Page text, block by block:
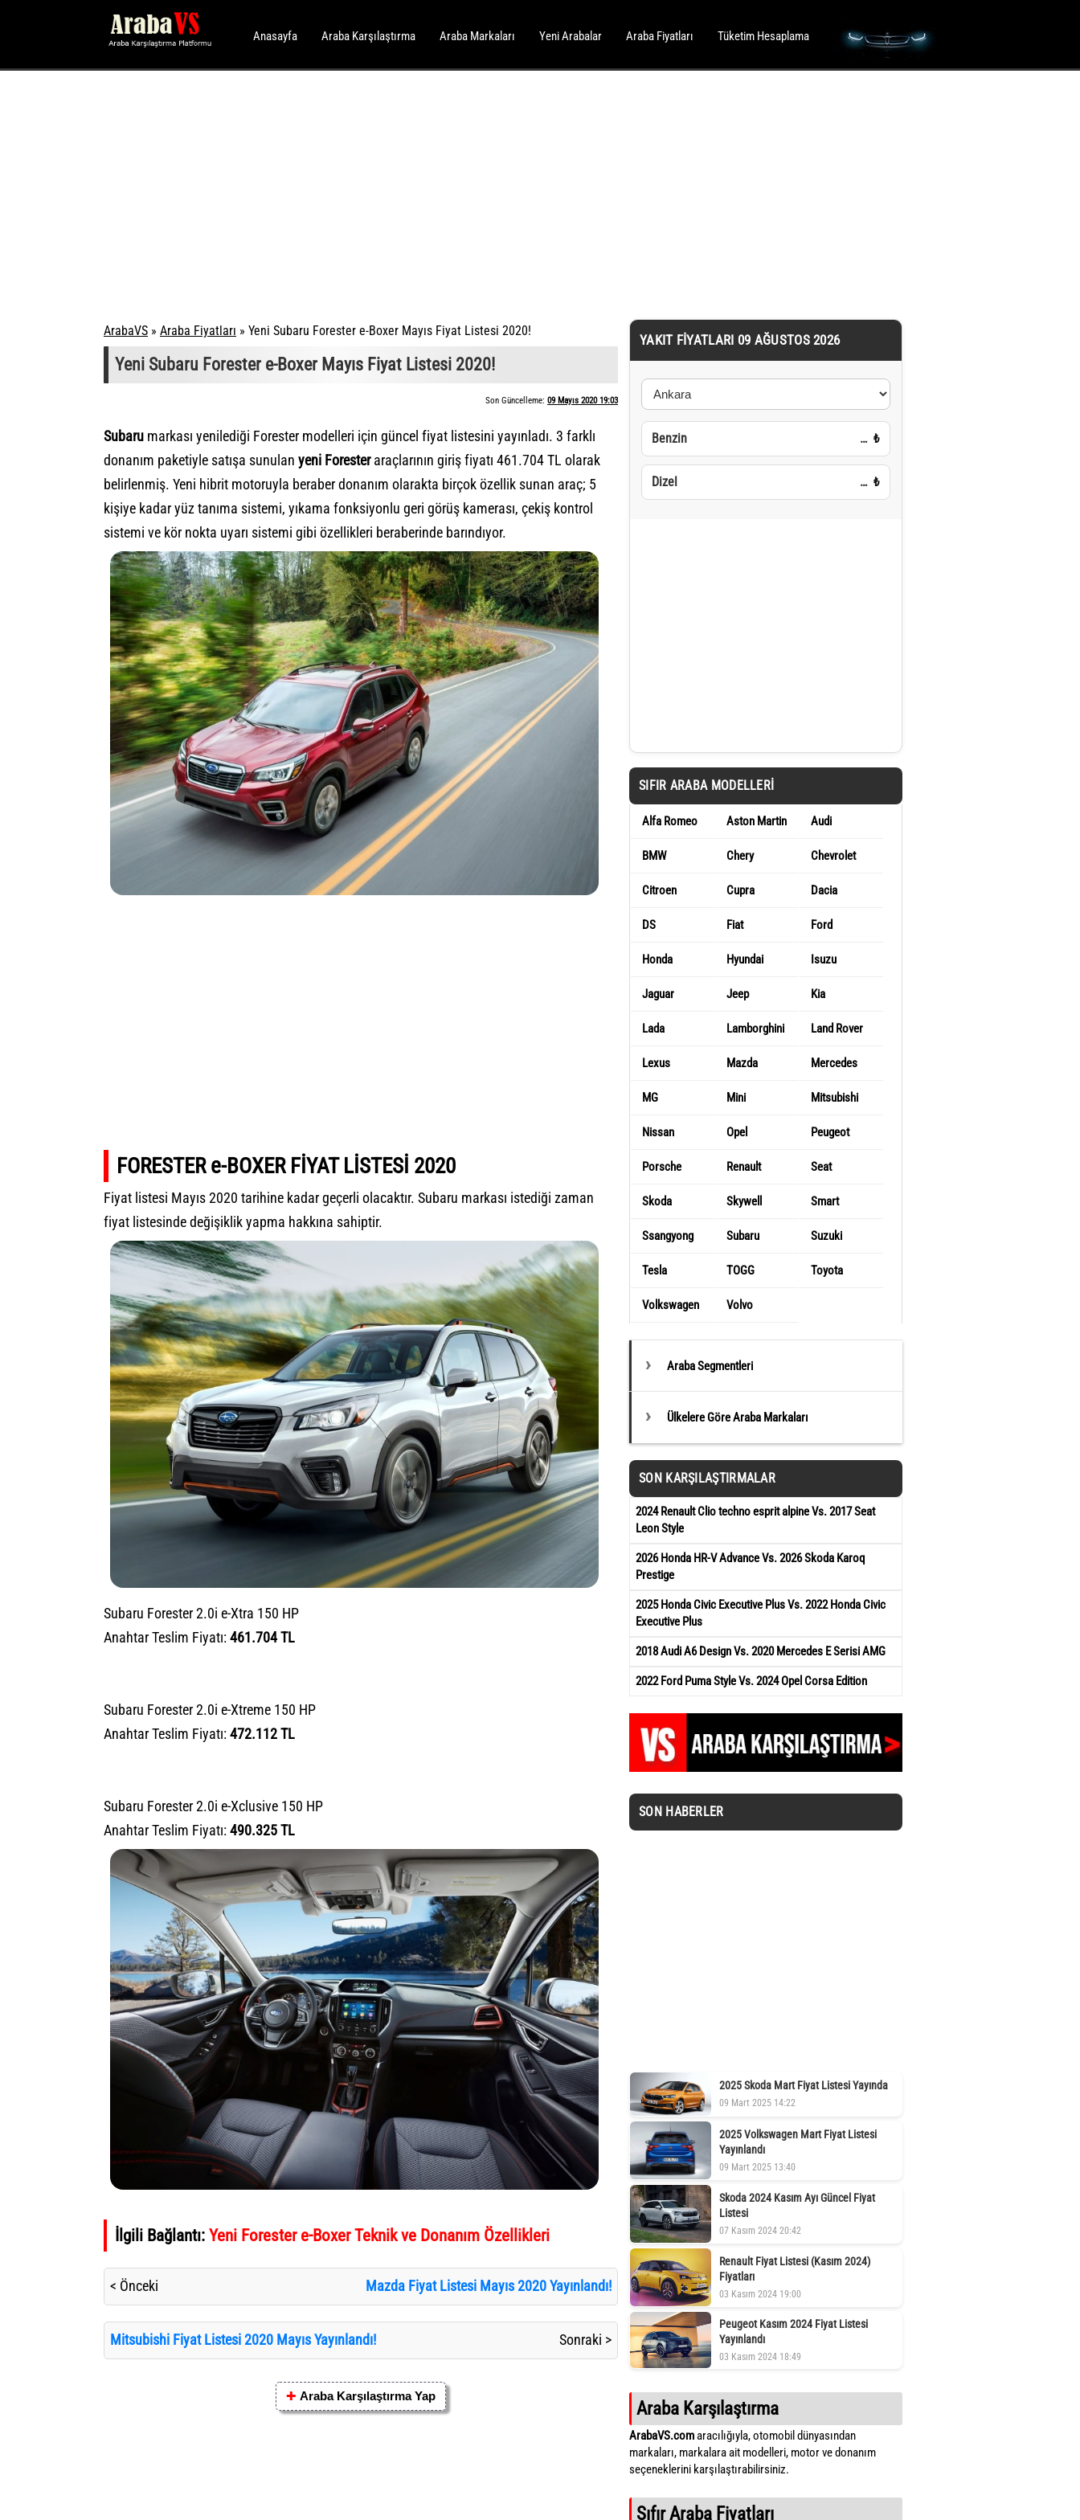
Anasayfa Araba Karşılaştırma Araba Markaları Yeni Arabalar Araba Fiyatları Tüketim Hesaplama
ArabaVS » Araba Fiyatları » Yeni Subaru Forester e-Boxer Mayıs Fiyat Listesi 2020!
Yeni Subaru Forester e-Boxer Mayıs Fiyat Listesi 2020!
Son Güncelleme: 09 Mayıs 2020 19:03
Subaru markası yenilediği Forester modelleri için güncel fiyat listesini yayınladı. 3 farklı
donanım paketiyle satışa sunulan yeni Foresteraraçlarının giriş fiyatı 461.704 TL olarak
belirlenmiş. Yeni hibrit motoruyla beraber donanım olarakta birçok özellik sunan araç; 5
kişiye kadar yüz tanıma sistemi, yıkama fonksiyonlu geri görüş kamerası, çekiş kontrol
sistemi ve kör nokta uyarı sistemi gibi özellikleri beraberinde barındıyor.
FORESTER e-BOXER FİYAT LİSTESİ 2020
Fiyat listesi Mayıs 2020 tarihine kadar geçerli olacaktır. Subaru markası istediği zaman
fiyat listesinde değişiklik yapma hakkına sahiptir.
Subaru Forester 2.0i e-Xtra 150 HP
Anahtar Teslim Fiyatı:461.704 TL
Subaru Forester 2.0i e-Xtreme 150 HP
Anahtar Teslim Fiyatı:472.112 TL
Subaru Forester 2.0i e-Xclusive 150 HP
Anahtar Teslim Fiyatı:490.325 TL
İlgili Bağlantı: Yeni Forester e-Boxer Teknik ve Donanım Özellikleri
< Önceki Mazda Fiyat Listesi Mayıs 2020 Yayınlandı!
Mitsubishi Fiyat Listesi 2020 Mayıs Yayınlandı! Sonraki >
✚ Araba Karşılaştırma Yap
YAKIT FIYATLARI 09 AĞUSTOS 2026
Benzin … ₺
Dizel … ₺
SIFIR ARABA MODELLERI
Alfa Romeo Aston Martin Audi
BMW Chery Chevrolet
Citroen Cupra Dacia
DS Fiat Ford
Honda Hyundai Isuzu
Jaguar Jeep Kia
Lada Lamborghini Land Rover
Lexus Mazda Mercedes
MG Mini Mitsubishi
Nissan Opel Peugeot
Porsche Renault Seat
Skoda Skywell Smart
Ssangyong Subaru Suzuki
Tesla TOGG Toyota
Volkswagen Volvo
Araba Segmentleri
Ülkelere Göre Araba Markaları
SON KARŞILAŞTIRMALAR
2024 Renault Clio techno esprit alpine Vs. 2017 Seat
Leon Style
2026 Honda HR-V Advance Vs. 2026 Skoda Karoq
Prestige
2025 Honda Civic Executive Plus Vs. 2022 Honda Civic
Executive Plus
2018 Audi A6 Design Vs. 2020 Mercedes E Serisi AMG
2022 Ford Puma Style Vs. 2024 Opel Corsa Edition
SON HABERLER
2025 Skoda Mart Fiyat Listesi Yayında
09 Mart 2025 14:22
2025 Volkswagen Mart Fiyat Listesi
Yayınlandı
09 Mart 2025 13:40
Skoda 2024 Kasım Ayı Güncel Fiyat
Listesi
07 Kasım 2024 20:42
Renault Fiyat Listesi (Kasım 2024)
Fiyatları
03 Kasım 2024 19:00
Peugeot Kasım 2024 Fiyat Listesi
Yayınlandı
03 Kasım 2024 18:49
Araba Karşılaştırma
ArabaVS.comaracılığıyla, otomobil dünyasından
markaları, markalara ait modelleri, motor ve donanım
seçeneklerini karşılaştırabilirsiniz.
Sıfır Araba Fiyatları